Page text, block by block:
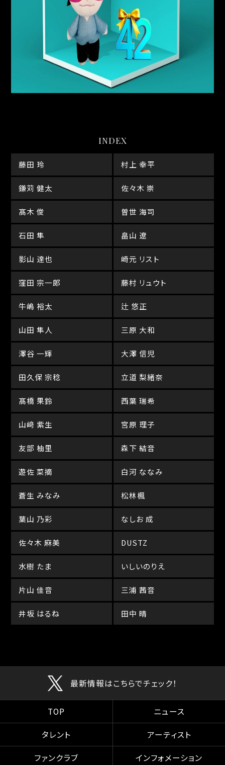
INDEX
藤田 玲 村上 幸平
鎌苅 健太 佐々木 崇
髙木 俊 曽世 海司
石田 隼 畠山 遼
影山 達也 崎元 リスト
窪田 宗一郎 藤村 リュウト
牛嶋 裕太 辻 悠正
山田 隼人 三原 大和
澤谷 一輝 大澤 信児
田久保 宗稔 立道 梨緒奈
髙橋 果鈴 西葉 瑞希
山﨑 紫生 宮原 理子
友部 柚里 森下 結音
遊佐 菜摘 白河 ななみ
蒼生 みなみ 松林楓
葉山 乃彩 なしお 成
佐々木 麻美 DUSTZ
水樹 たま いしいのりえ
片山 佳音 三浦 茜音
井坂 はるね 田中 晴
最新情報はこちらでチェック！
TOP
ニュース
タレント
アーティスト
ファンクラブ
インフォメーション